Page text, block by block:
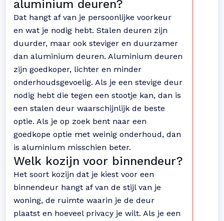
aluminium deuren?
Dat hangt af van je persoonlijke voorkeur
en wat je nodig hebt. Stalen deuren zijn
duurder, maar ook steviger en duurzamer
dan aluminium deuren. Aluminium deuren
zijn goedkoper, lichter en minder
onderhoudsgevoelig. Als je een stevige deur
nodig hebt die tegen een stootje kan, dan is
een stalen deur waarschijnlijk de beste
optie. Als je op zoek bent naar een
goedkope optie met weinig onderhoud, dan
is aluminium misschien beter.
Welk kozijn voor binnendeur?
Het soort kozijn dat je kiest voor een
binnendeur hangt af van de stijl van je
woning, de ruimte waarin je de deur
plaatst en hoeveel privacy je wilt. Als je een